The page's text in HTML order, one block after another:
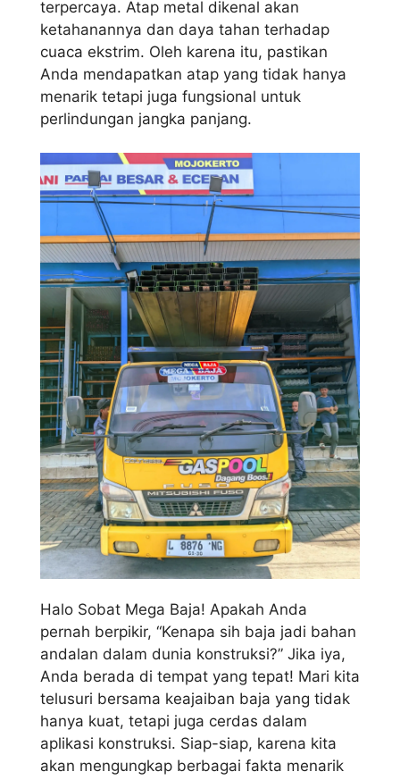
terpercaya. Atap metal dikenal akan
ketahanannya dan daya tahan terhadap
cuaca ekstrim. Oleh karena itu, pastikan
Anda mendapatkan atap yang tidak hanya
menarik tetapi juga fungsional untuk
perlindungan jangka panjang.
Halo Sobat Mega Baja! Apakah Anda
pernah berpikir, “Kenapa sih baja jadi bahan
andalan dalam dunia konstruksi?” Jika iya,
Anda berada di tempat yang tepat! Mari kita
telusuri bersama keajaiban baja yang tidak
hanya kuat, tetapi juga cerdas dalam
aplikasi konstruksi. Siap-siap, karena kita
akan mengungkap berbagai fakta menarik